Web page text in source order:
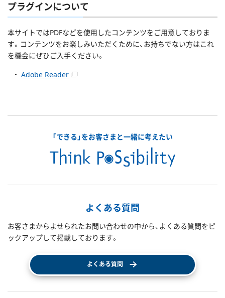
プラグインについて
本サイトではPDFなどを使用したコンテンツをご用意しておりま
す。コンテンツをお楽しみいただくために、お持ちでない方はこれ
を機会にぜひご入手ください。
Adobe Reader
「できる」をお客さまと一緒に考えたい
よくある質問
お客さまからよせられたお問い合わせの中から、よくある質問をピ
ックアップして掲載しております。
よくある質問